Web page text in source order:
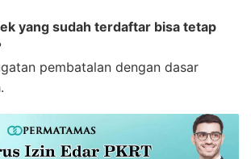
yang sudah terdaftar bisa tetap
pembatalan dengan dasar